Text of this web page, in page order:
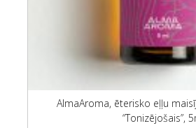
AlmaAroma, ēterisko eļļu
“Tonizējošais”,